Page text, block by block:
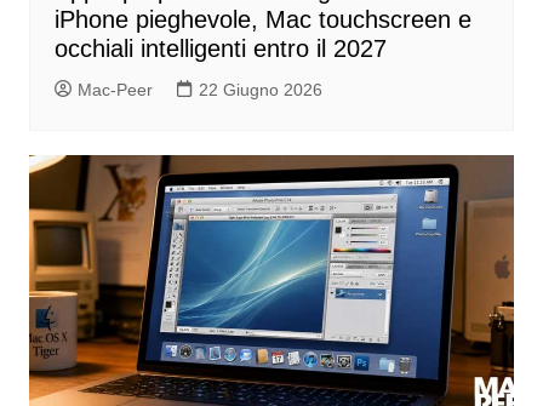
iPhone pieghevole, Mac touchscreen e
occhiali intelligenti entro il 2027
Mac-Peer 22 Giugno 2026